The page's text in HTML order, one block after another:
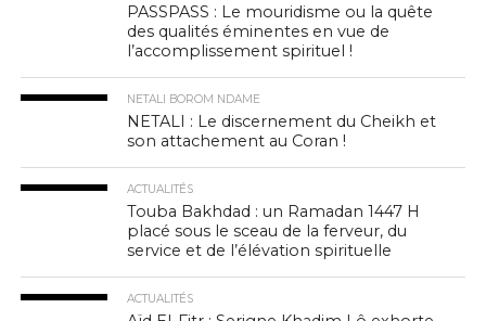
PASSPASS : Le mouridisme ou la quête
des qualités éminentes en vue de
l’accomplissement spirituel !
NETALI BOROM NDAME
NETALI : Le discernement du Cheikh et
son attachement au Coran !
ACTUALITÉS
Touba Bakhdad : un Ramadan 1447 H
placé sous le sceau de la ferveur, du
service et de l’élévation spirituelle
ACTUALITÉS